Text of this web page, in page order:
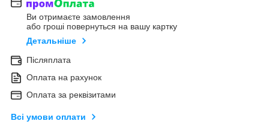
Ви отримаєте замовлення
або гроші повернуться на вашу картку
Детальніше
Післяплата
Оплата на рахунок
Оплата за реквізитами
Всі умови оплати